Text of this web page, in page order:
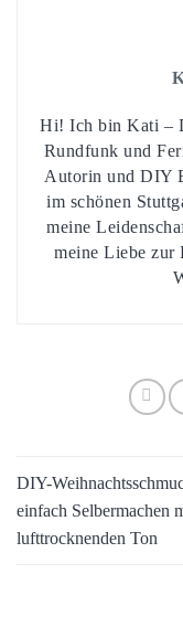
Hi! Ich bin Kati –
Rundfunk und
Autorin und DIY
im schönen
meine
meine Liebe zur
DIY-
einfach Selbermachen
lufttrocknenden Ton